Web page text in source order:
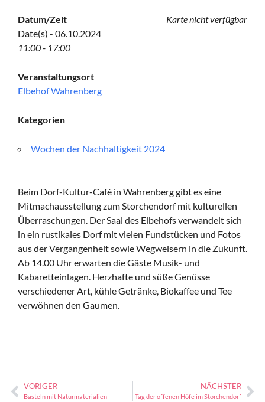
Karte nicht verfügbar
Datum/Zeit
Date(s) - 06.10.2024
11:00 - 17:00
Veranstaltungsort
Elbehof Wahrenberg
Kategorien
Wochen der Nachhaltigkeit 2024
Beim Dorf-Kultur-Café in Wahrenberg gibt es eine
Mitmachausstellung zum Storchendorf mit kulturellen
Überraschungen. Der Saal des Elbehofs verwandelt sich
in ein rustikales Dorf mit vielen Fundstücken und Fotos
aus der Vergangenheit sowie Wegweisern in die Zukunft.
Ab 14.00 Uhr erwarten die Gäste Musik- und
Kabaretteinlagen. Herzhafte und süße Genüsse
verschiedener Art, kühle Getränke, Biokaffee und Tee
verwöhnen den Gaumen.
VORIGER
Basteln mit Naturmaterialien
NÄCHSTER
Tag der offenen Höfe im Storchendorf